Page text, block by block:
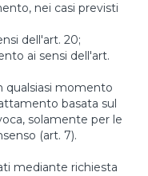
nei casi previsti
dell'art. 20;
ai sensi dell'art.
qualsiasi momento
basata sul
solamente per le
(art. 7).
mediante richiesta